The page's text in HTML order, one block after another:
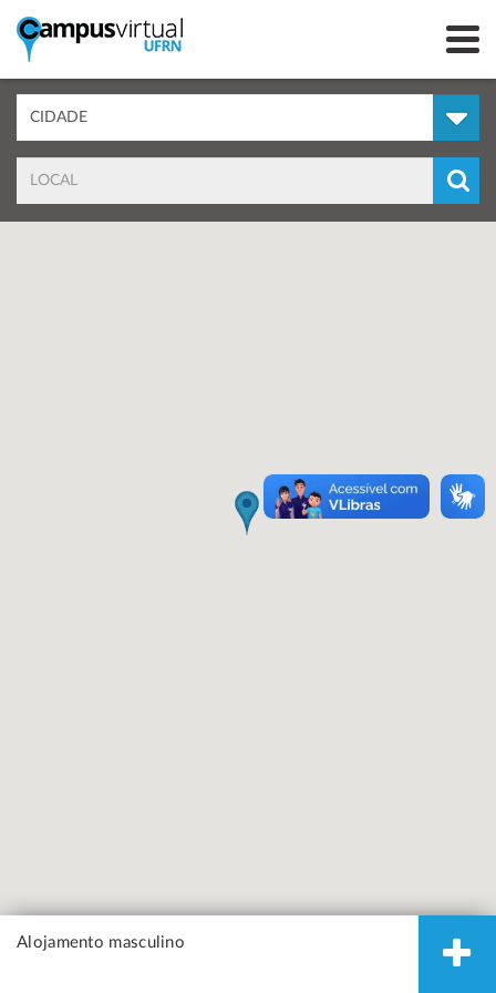
Alojamento masculino